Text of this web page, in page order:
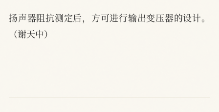
扬声器阻抗测定后，方可进行输出变压器的设计。
（谢天中）